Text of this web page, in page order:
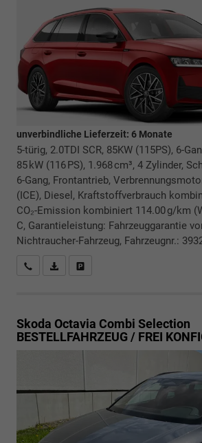
unverbindliche Lieferzeit: 6 Monate
5-türig, 2.0TDI SCR, 85KW (115PS), 6-
85 kW (116 PS), 1.968 cm³, 4 Zylinder,
6-Gang, Frontantrieb,
(ICE), Diesel, Kraftstoffverbrauch
CO₂-Emission kombiniert 114.00 g/km
C, Garantieleistung: Fahrzeuggarantie
Nichtraucher-Fahrzeug, Fahrzeugnr.:
Rückrufbitte absenden
PDF-Datei, Fahrzeugexposé drucken
Skoda Octavia Combi Selection
BESTELLFAHRZEUG / FREI